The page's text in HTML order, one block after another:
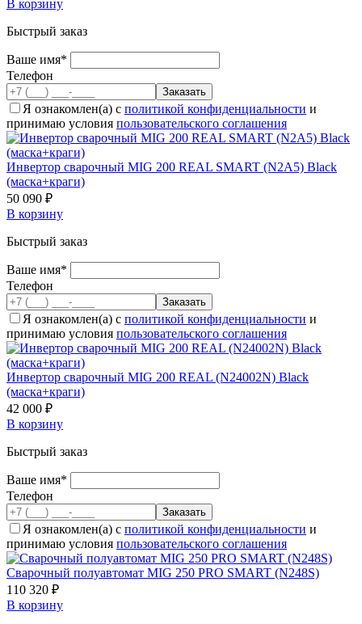
В корзину
Быстрый заказ
Ваше имя*
Телефон
Я ознакомлен(а) с политикой конфиденциальности и
принимаю условия пользовательского соглашения
Инвертор сварочный MIG 200 REAL SMART (N2A5) Black
(маска+краги)
50 090 ₽
В корзину
Быстрый заказ
Ваше имя*
Телефон
Я ознакомлен(а) с политикой конфиденциальности и
принимаю условия пользовательского соглашения
Инвертор сварочный MIG 200 REAL (N24002N) Black
(маска+краги)
42 000 ₽
В корзину
Быстрый заказ
Ваше имя*
Телефон
Я ознакомлен(а) с политикой конфиденциальности и
принимаю условия пользовательского соглашения
Cварочный полуавтомат MIG 250 PRO SMART (N248S)
110 320 ₽
В корзину